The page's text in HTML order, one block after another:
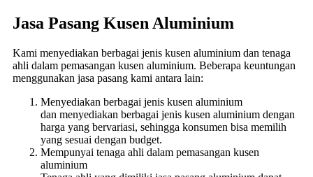
Jasa Pasang Kusen Aluminium
Kami menyediakan berbagai jenis kusen aluminium dan tenaga
ahli dalam pemasangan kusen aluminium. Beberapa keuntungan
menggunakan jasa pasang kami antara lain:
Menyediakan berbagai jenis kusen aluminium
dan menyediakan berbagai jenis kusen aluminium dengan
harga yang bervariasi, sehingga konsumen bisa memilih
yang sesuai dengan budget.
Mempunyai tenaga ahli dalam pemasangan kusen
aluminium